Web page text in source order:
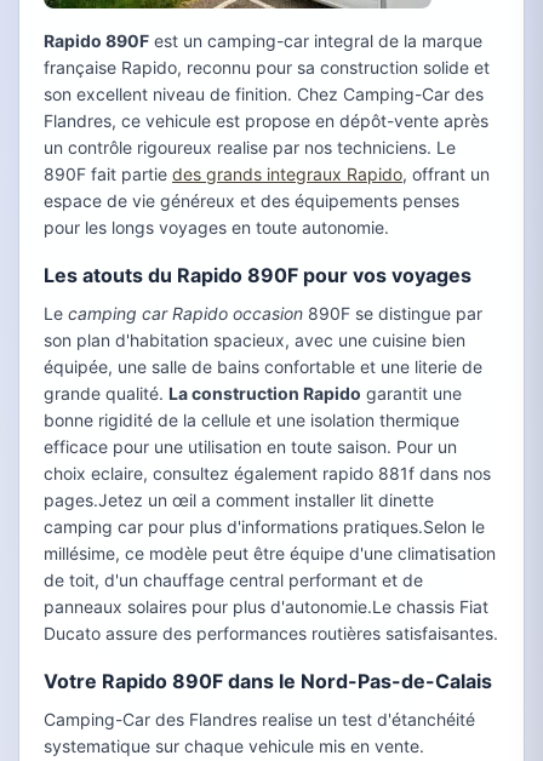
Rapido 890F est un camping-car integral de la marque
française Rapido, reconnu pour sa construction solide et
son excellent niveau de finition. Chez Camping-Car des
Flandres, ce vehicule est propose en dépôt-vente après
un contrôle rigoureux realise par nos techniciens. Le
890F fait partie des grands integraux Rapido, offrant un
espace de vie généreux et des équipements penses
pour les longs voyages en toute autonomie.
Les atouts du Rapido 890F pour vos voyages
Le camping car Rapido occasion 890F se distingue par
son plan d'habitation spacieux, avec une cuisine bien
équipée, une salle de bains confortable et une literie de
grande qualité. La construction Rapido garantit une
bonne rigidité de la cellule et une isolation thermique
efficace pour une utilisation en toute saison. Pour un
choix eclaire, consultez également rapido 881f dans nos
pages.Jetez un œil a comment installer lit dinette
camping car pour plus d'informations pratiques.Selon le
millésime, ce modèle peut être équipe d'une climatisation
de toit, d'un chauffage central performant et de
panneaux solaires pour plus d'autonomie.Le chassis Fiat
Ducato assure des performances routières satisfaisantes.
Votre Rapido 890F dans le Nord-Pas-de-Calais
Camping-Car des Flandres realise un test d'étanchéité
systematique sur chaque vehicule mis en vente.